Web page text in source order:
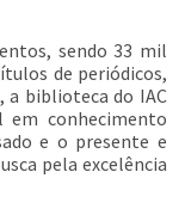
sendo 33 mil
de periódicos,
biblioteca do IAC
em conhecimento
e o presente e
pela excelência